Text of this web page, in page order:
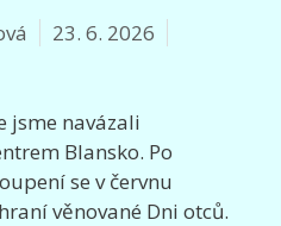
23. 6. 2026
jsme navázali
Blansko. Po
se v červnu
věnované Dni otců.